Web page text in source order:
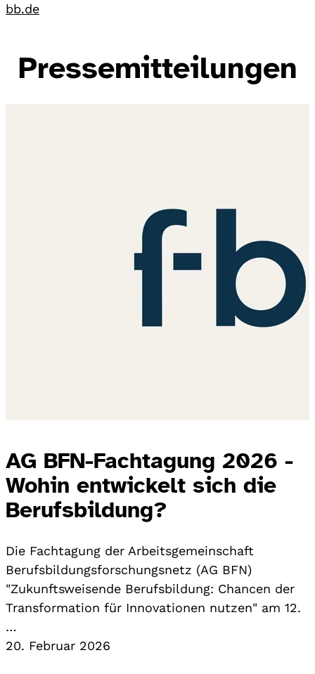
bb.de
Pressemitteilungen
AG BFN-Fachtagung 2026 -
Wohin entwickelt sich die
Berufsbildung?
Die Fachtagung der Arbeitsgemeinschaft
Berufsbildungsforschungsnetz (AG BFN)
"Zukunftsweisende Berufsbildung: Chancen der
Transformation für Innovationen nutzen" am 12.
…
20. Februar 2026